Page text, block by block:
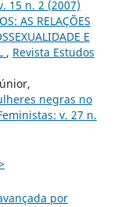
15 n. 2 (2007)
AS RELAÇÕES
E
, Revista Estudos
negras no
v. 27 n.
por